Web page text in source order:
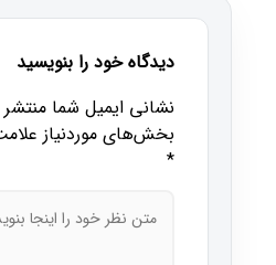
دیدگاه خود را بنویسید
نشانی ایمیل شما
بخش‌های موردنیاز
*